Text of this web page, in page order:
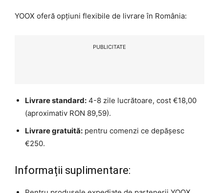
YOOX oferă opțiuni flexibile de livrare în România:
PUBLICITATE
Livrare standard: 4-8 zile lucrătoare, cost €18,00
(aproximativ RON 89,59).
Livrare gratuită: pentru comenzi ce depășesc
€250.
Informații suplimentare: